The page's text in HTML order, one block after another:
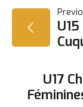
DE
U17